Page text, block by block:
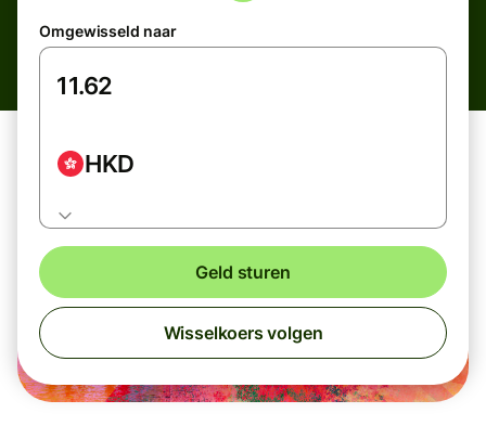
Omgewisseld naar
HKD
Geld sturen
Wisselkoers volgen